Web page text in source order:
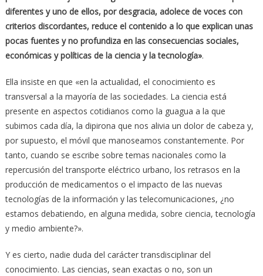
diferentes y uno de ellos, por desgracia, adolece de voces con
criterios discordantes, reduce el contenido a lo que explican unas
pocas fuentes y no profundiza en las consecuencias sociales,
económicas y políticas de la ciencia y la tecnología».
Ella insiste en que «en la actualidad, el conocimiento es
transversal a la mayoría de las sociedades. La ciencia está
presente en aspectos cotidianos como la guagua a la que
subimos cada día, la dipirona que nos alivia un dolor de cabeza y,
por supuesto, el móvil que manoseamos constantemente. Por
tanto, cuando se escribe sobre temas nacionales como la
repercusión del transporte eléctrico urbano, los retrasos en la
producción de medicamentos o el impacto de las nuevas
tecnologías de la información y las telecomunicaciones, ¿no
estamos debatiendo, en alguna medida, sobre ciencia, tecnología
y medio ambiente?».
Y es cierto, nadie duda del carácter transdisciplinar del
conocimiento. Las ciencias, sean exactas o no, son un